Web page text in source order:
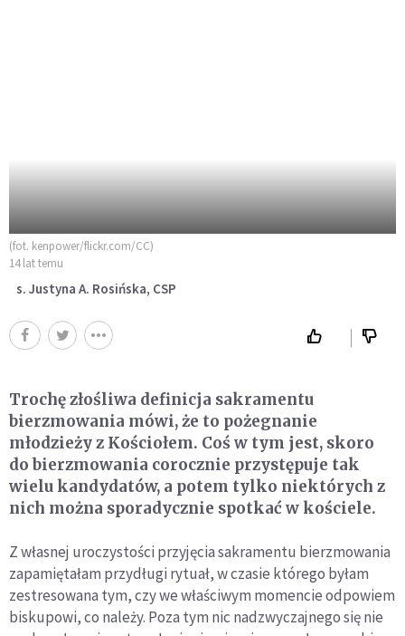
(fot. kenpower/flickr.com/CC)
14 lat temu
s. Justyna A. Rosińska, CSP
Trochę złośliwa definicja sakramentu
bierzmowania mówi, że to pożegnanie
młodzieży z Kościołem. Coś w tym jest, skoro
do bierzmowania corocznie przystępuje tak
wielu kandydatów, a potem tylko niektórych z
nich można sporadycznie spotkać w kościele.
Z własnej uroczystości przyjęcia sakramentu bierzmowania
zapamiętałam przydługi rytuał, w czasie którego byłam
zestresowana tym, czy we właściwym momencie odpowiem
biskupowi, co należy. Poza tym nic nadzwyczajnego się nie